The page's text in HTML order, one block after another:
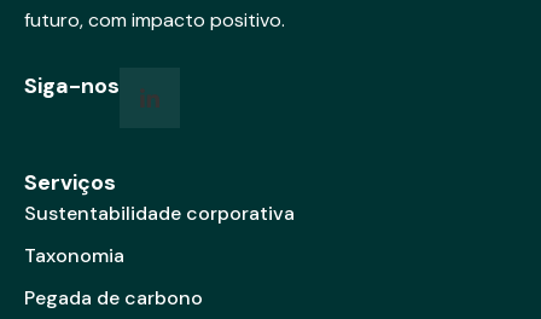
futuro, com impacto positivo.
Siga-nos
Serviços
Sustentabilidade corporativa
Taxonomia
Pegada de carbono